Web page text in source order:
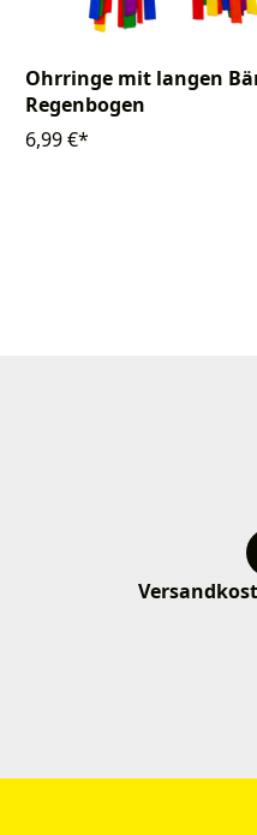
Ohrringe mit langen
Regenbogen
6,99 €*